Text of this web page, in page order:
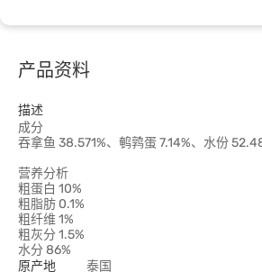
产品资料
描述
成分
吞拿鱼 38.571%、鹌鹑蛋 7.14%、水份
营养分析
粗蛋白 10%
粗脂肪 0.1%
粗纤维 1%
粗灰分 1.5%
水分 86%
原产地
泰国